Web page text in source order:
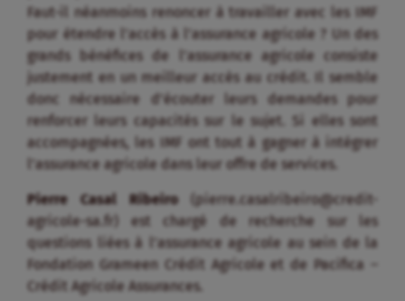
Faut-il néanmoins renoncer à travailler avec les IMF
pour étendre l’accès à l’assurance agricole ? Un des
grands bénéfices de l’assurance agricole consiste
justement en un meilleur accès au crédit. Il semble
donc nécessaire d’écouter leurs demandes pour
renforcer leurs capacités sur le sujet. Si elles sont
accompagnées, les IMF ont tout à gagner à intégrer
l’assurance agricole dans leur offre de services.
Pierre Casal Ribeiro(pierre.casalribeiro@credit-
agricole-sa.fr) est chargé de recherche sur les
questions liées à l’assurance agricole au sein de la
Fondation Grameen Crédit Agricole et de Pacifica –
Crédit Agricole Assurances.